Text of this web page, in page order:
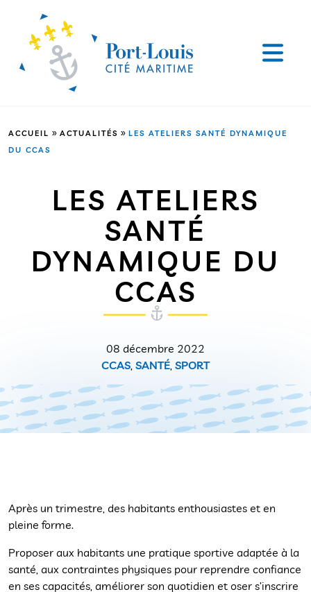
ACCUEIL » ACTUALITÉS » LES ATELIERS SANTÉ DYNAMIQUE
DU CCAS
LES ATELIERS
SANTÉ
DYNAMIQUE DU
CCAS
08 décembre 2022
CCAS, SANTÉ, SPORT
Après un trimestre, des habitants enthousiastes et en
pleine forme.
Proposer aux habitants une pratique sportive adaptée à la
santé, aux contraintes physiques pour reprendre confiance
en ses capacités, améliorer son quotidien et oser s’inscrire